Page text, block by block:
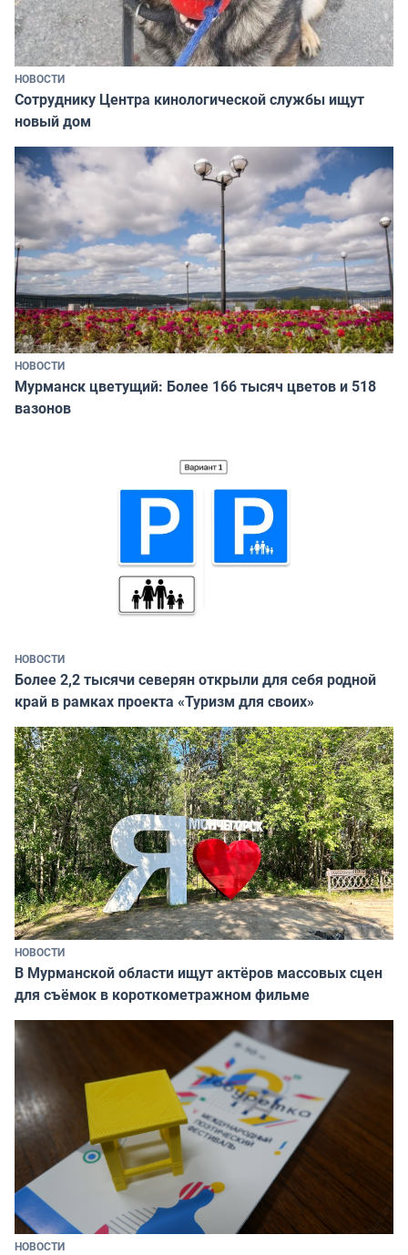
НОВОСТИ
Сотруднику Центра кинологической службы ищут
новый дом
НОВОСТИ
Мурманск цветущий: Более 166 тысяч цветов и 518
вазонов
НОВОСТИ
Более 2,2 тысячи северян открыли для себя родной
край в рамках проекта «Туризм для своих»
НОВОСТИ
В Мурманской области ищут актёров массовых сцен
для съёмок в короткометражном фильме
НОВОСТИ